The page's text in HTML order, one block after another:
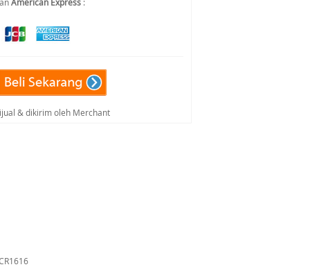
& dikirim oleh Merchant